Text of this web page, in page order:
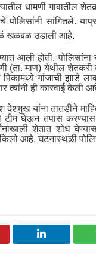
धामणी गावातील
सांगितले.
खळबळ उडाली आहे.
आली होती. पोलिसांना
(ता. माण) येथील शेतकरी
गांजाची झाडे
त्यांनी ही कारवाई केली
देशमुख यांना तातडीने
टीम घेऊन तपास
शेतात शोध
आहे. घटनास्थळी